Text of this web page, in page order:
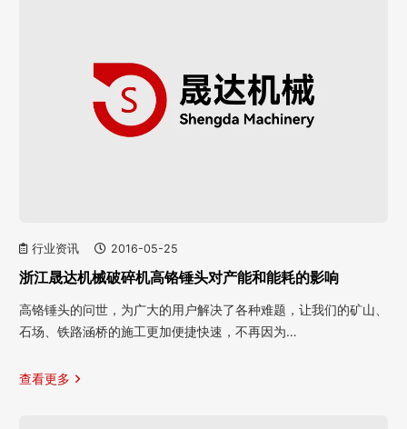
行业资讯 2016-05-25
浙江晟达机械破碎机高铬锤头对产能和能耗的影响
高铬锤头的问世，为广大的用户解决了各种难题，让我们的矿山、
石场、铁路涵桥的施工更加便捷快速，不再因为…
查看更多